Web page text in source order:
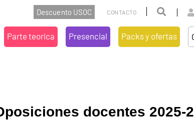
Descuento USOC CONTACTO
Parte teorica Presencial Packs y ofertas
docentes 2025-